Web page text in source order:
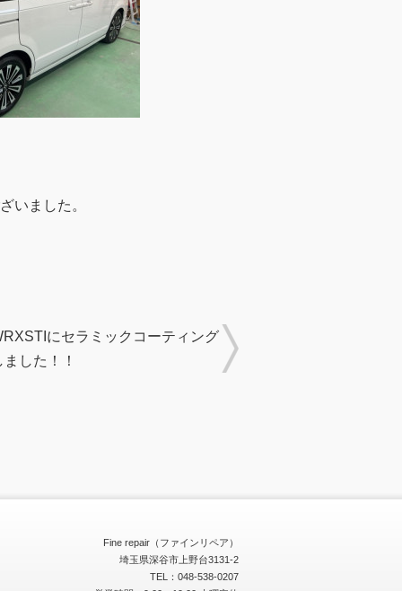
いました。
にセラミックコーティング
した！！
Fine repair（ファインリペア）
埼玉県深谷市上野台3131-2
TEL：048-538-0207